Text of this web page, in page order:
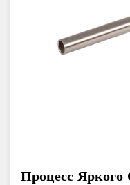
Процесс